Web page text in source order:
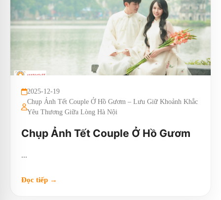
2025-12-19
Chụp Ảnh Tết Couple Ở Hồ Gươm – Lưu Giữ Khoảnh Khắc
Yêu Thương Giữa Lòng Hà Nội
Chụp Ảnh Tết Couple Ở Hồ Gươm
...
Đọc tiếp →